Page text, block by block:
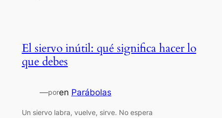
El siervo inútil: qué significa hacer lo
que debes
—poren Parábolas
Un siervo labra, vuelve, sirve. No espera